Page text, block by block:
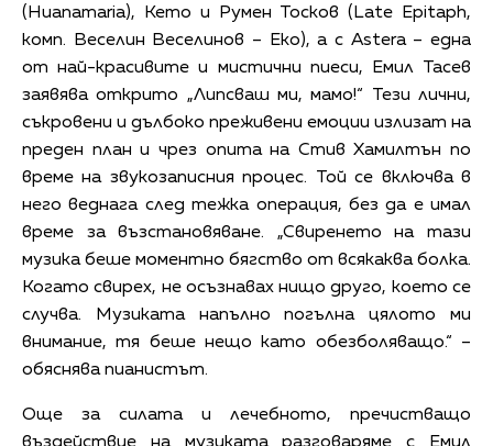
(Huanamaria), Кето и Румен Тосков (Late Epitaph,
комп. Веселин Веселинов – Еко), а с Astera – една
от най-красивите и мистични пиеси, Емил Тасев
заявява открито „Липсваш ми, мамо!“ Тези лични,
съкровени и дълбоко преживени емоции излизат на
преден план и чрез опита на Стив Хамилтън по
време на звукозаписния процес. Той се включва в
него веднага след тежка операция, без да е имал
време за възстановяване. „Свиренето на тази
музика беше моментно бягство от всякаква болка.
Когато свирех, не осъзнавах нищо друго, което се
случва. Музиката напълно погълна цялото ми
внимание, тя беше нещо като обезболяващо.“ –
обяснява пианистът.
Още за силата и лечебното, пречистващо